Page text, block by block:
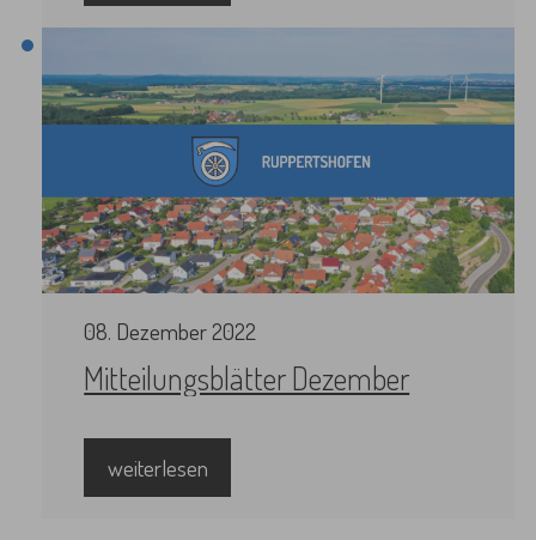
08. Dezember2022
Mitteilungsblätter Dezember
weiterlesen